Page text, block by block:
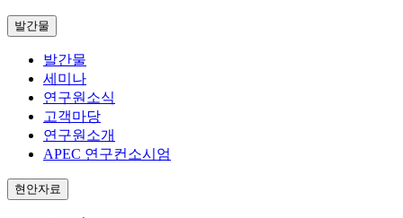
발간물
발간물
세미나
연구원소식
고객마당
연구원소개
APEC 연구컨소시엄
현안자료